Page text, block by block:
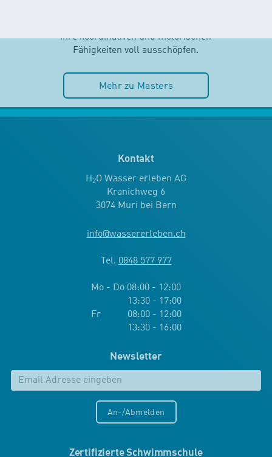
ihre koordinativen und motorischen
Fähigkeiten voll ausschöpfen.
Mehr zu Masters
Kontakt
H2O Wasser erleben AG
Kranichweg 6
3074 Muri bei Bern
info@wassererleben.ch
Tel. 0848 577 977
Mo - Do 08:00 - 12:00
13:30 - 17:00
Fr 08:00 - 12:00
13:30 - 16:00
Newsletter
An-/Abmelden
Zertifizierte Schwimmschule